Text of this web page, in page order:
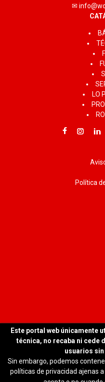
✉
LO
Política
© 2026 WORKTEAM |
Este portal web únicamente
técnica, no recaba ni cede
usuarios
Sin embargo, podemos
políticas de privacidad ajenas